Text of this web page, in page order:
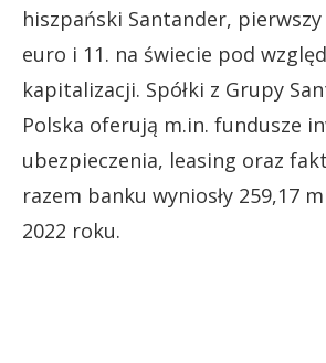
hiszpański Santander,
euro i 11. na świecie pod
kapitalizacji. Spółki z Grupy
Polska oferują m.in. fundusze
ubezpieczenia, leasing oraz
razem banku wyniosły 259,17
2022 roku.